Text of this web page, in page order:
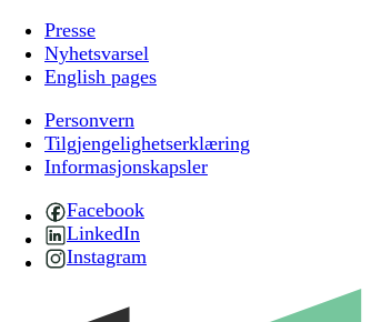
Presse
Nyhetsvarsel
English pages
Personvern
Tilgjengelighetserklæring
Informasjonskapsler
Facebook
LinkedIn
Instagram